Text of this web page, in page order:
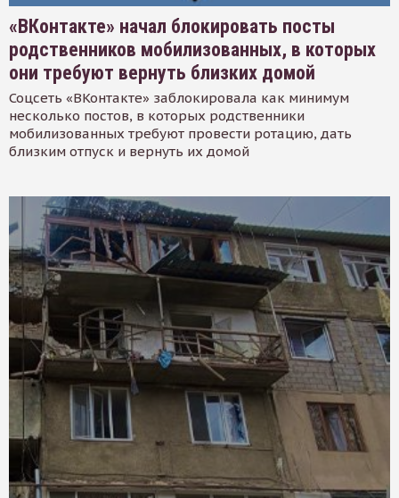
«ВКонтакте» начал блокировать посты
родственников мобилизованных, в которых
они требуют вернуть близких домой
Соцсеть «ВКонтакте» заблокировала как минимум
несколько постов, в которых родственники
мобилизованных требуют провести ротацию, дать
близким отпуск и вернуть их домой